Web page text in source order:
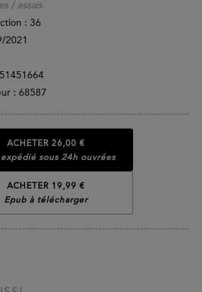
/ essais
: 36
2021
: 68587
ACHETER 26,00 €
sous 24h ouvrées
ACHETER 19,99 €
Epub à télécharger